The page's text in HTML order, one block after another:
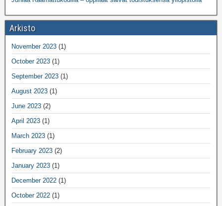
Arkisto
November 2023 (1)
October 2023 (1)
September 2023 (1)
August 2023 (1)
June 2023 (2)
April 2023 (1)
March 2023 (1)
February 2023 (2)
January 2023 (1)
December 2022 (1)
October 2022 (1)